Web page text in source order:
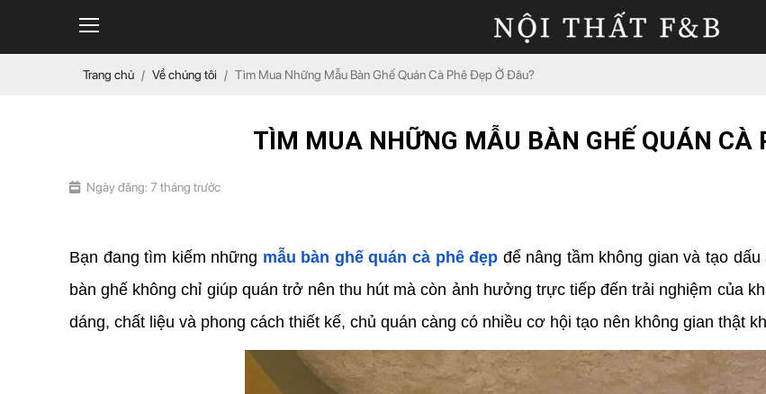
Trang chủ Về chúng tôi Tìm Mua Những Mẫu Bàn Ghế Quán Cà Phê Đẹp Ở Đâu?
TÌM MUA NHỮNG MẪU BÀN GHẾ QUÁN CÀ
Ngày đăng: 7 tháng trước
Bạn đang tìm kiếm những mẫu bàn ghế quán cà phê đẹp để nâng tầm không gian và tạo
bàn ghế không chỉ giúp quán trở nên thu hút mà còn ảnh hưởng trực tiếp đến trải nghiệm của
dáng, chất liệu và phong cách thiết kế, chủ quán càng có nhiều cơ hội tạo nên không gian thật